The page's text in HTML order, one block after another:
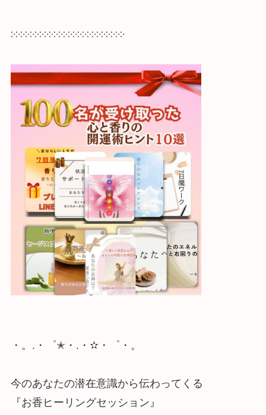
჻჻჻჻჻჻჻჻჻჻჻჻჻჻჻჻჻჻჻჻჻჻჻჻
・。.・゜✭・.・✫・゜・。
今のあなたの潜在意識から伝わってくる
『お香ヒーリングセッション』